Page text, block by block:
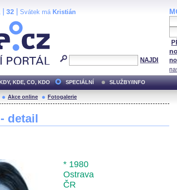
| 32 Svátek má Kristián
NAJDI
KDE, CO, KDO SPECIÁLNÍ SLUŽBY/INFO
Akce online Fotogalerie
- detail
* 1980
Ostrava
ČR